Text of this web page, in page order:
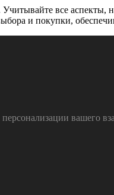
все аспекты,
и покупки,
вашего